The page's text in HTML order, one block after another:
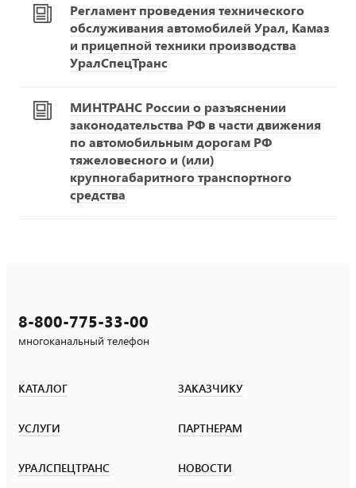
Регламент проведения технического
обслуживания автомобилей Урал, Камаз
и прицепной техники производства
УралСпецТранс
МИНТРАНС России о разъяснении
законодательства РФ в части движения
по автомобильным дорогам РФ
тяжеловесного и (или)
крупногабаритного транспортного
средства
8-800-775-33-00
многоканальный телефон
КАТАЛОГ ЗАКАЗЧИКУ
УСЛУГИ ПАРТНЕРАМ
УРАЛСПЕЦТРАНС НОВОСТИ